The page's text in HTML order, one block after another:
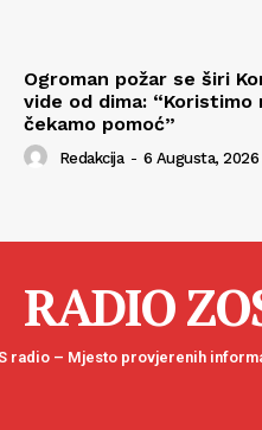
Ogroman požar se širi
vide od dima: “Koristimo
čekamo pomoć”
Redakcija - 6 Augusta, 2026
RADIO
radio – Mjesto provjerenih